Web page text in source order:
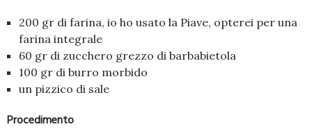
200 gr di farina, io ho usato la Piave, opterei per una
farina integrale
60 gr di zucchero grezzo di barbabietola
100 gr di burro morbido
un pizzico di sale
Procedimento